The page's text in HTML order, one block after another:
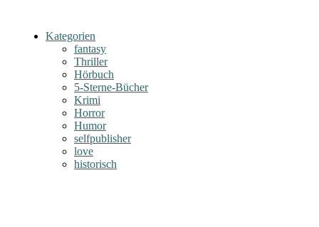
Kategorien
fantasy
Thriller
Hörbuch
5-Sterne-Bücher
Krimi
Horror
Humor
selfpublisher
love
historisch